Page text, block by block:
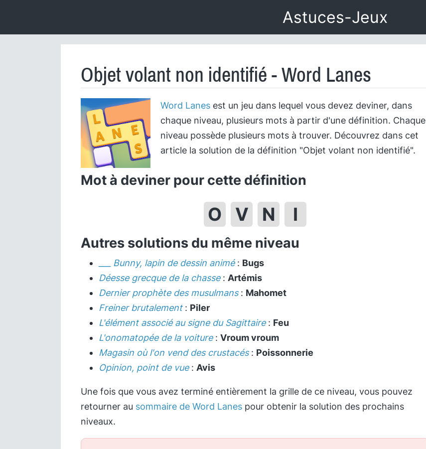
Astuces-Jeux
Objet volant non identifié - Word Lanes
Word Lanes est un jeu dans lequel vous devez deviner, dans
chaque niveau, plusieurs mots à partir d'une définition. Chaque
niveau possède plusieurs mots à trouver. Découvrez dans cet
article la solution de la définition "Objet volant non identifié".
Mot à deviner pour cette définition
O V N I
Autres solutions du même niveau
___ Bunny, lapin de dessin animé: Bugs
Déesse grecque de la chasse: Artémis
Dernier prophète des musulmans: Mahomet
Freiner brutalement: Piler
L'élément associé au signe du Sagittaire: Feu
L'onomatopée de la voiture: Vroum vroum
Magasin où l'on vend des crustacés: Poissonnerie
Opinion, point de vue: Avis
Une fois que vous avez terminé entièrement la grille de ce niveau, vous pouvez
retourner au sommaire de Word Lanes pour obtenir la solution des prochains
niveaux.